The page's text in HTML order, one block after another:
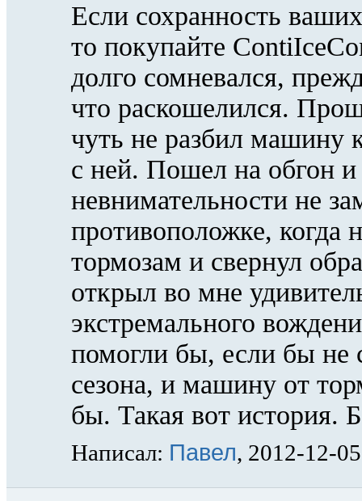
Если сохранность
то покупайте
долго сомневался,
что раскошелился.
чуть не разбил машину
с ней. Пошел на обгон и
невнимательности не
противоположке, когда
тормозам и свернул
открыл во мне
экстремального
помогли бы, если бы не
сезона, и машину от
бы. Такая вот история.
Написал: Павел, 2012-12-05